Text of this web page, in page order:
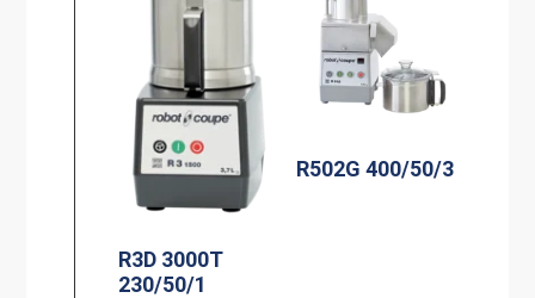
R3D 3000T
230/50/1
R502G 400/50/3